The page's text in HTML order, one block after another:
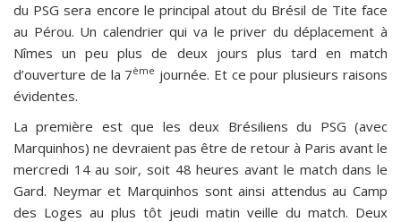
du PSG sera encore le principal atout du Brésil de Tite face
au Pérou. Un calendrier qui va le priver du déplacement à
Nîmes un peu plus de deux jours plus tard en match
d’ouverture de la 7ème journée. Et ce pour plusieurs raisons
évidentes.
La première est que les deux Brésiliens du PSG (avec
Marquinhos) ne devraient pas être de retour à Paris avant le
mercredi 14 au soir, soit 48 heures avant le match dans le
Gard. Neymar et Marquinhos sont ainsi attendus au Camp
des Loges au plus tôt jeudi matin veille du match. Deux